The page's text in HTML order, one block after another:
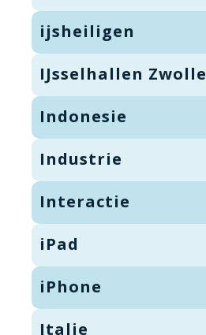
ijsheiligen
IJsselhallen Zwolle
Indonesie
Industrie
Interactie
iPad
iPhone
Italie